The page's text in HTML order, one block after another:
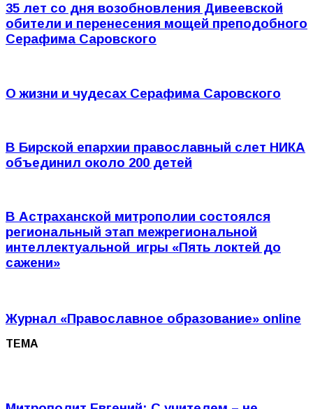
35 лет со дня возобновления Дивеевской
обители и перенесения мощей преподобного
Серафима Саровского
О жизни и чудесах Серафима Саровского
В Бирской епархии православный слет НИКА
объединил около 200 детей
В Астраханской митрополии состоялся
региональный этап межрегиональной
интеллектуальной игры «Пять локтей до
сажени»
Журнал «Православное образование» online
ТЕМА